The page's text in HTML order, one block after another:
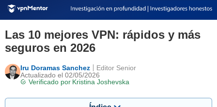
Las 10 mejores VPN: rápidos y más
seguros en 2026
Iru Doramas Sanchez
Actualizado el 02/05/2026
Verificado por Kristina Joshevska
Editor Senior